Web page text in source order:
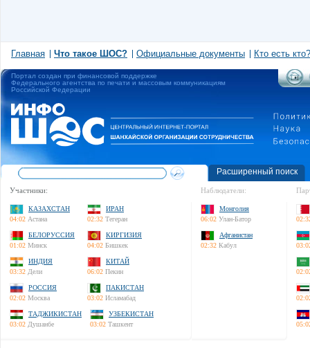
Главная Что такое ШОС? Официальные документы Кто есть кто?
Портал создан при финансовой поддержке
Федерального агентства по печати и массовым коммуникациям
Российской Федерации
Расширенный поиск
Участники:
КАЗАХСТАН
04:02 Астана
ИРАН
02:32 Тегеран
БЕЛОРУССИЯ
01:02 Минск
КИРГИЗИЯ
04:02 Бишкек
ИНДИЯ
03:32 Дели
КИТАЙ
06:02 Пекин
РОССИЯ
02:02 Москва
ПАКИСТАН
03:02 Исламабад
ТАДЖИКИСТАН
03:02 Душанбе
УЗБЕКИСТАН
03:02 Ташкент
Наблюдатели:
Монголия
06:02 Улан-Батор
Афганистан
02:32 Кабул